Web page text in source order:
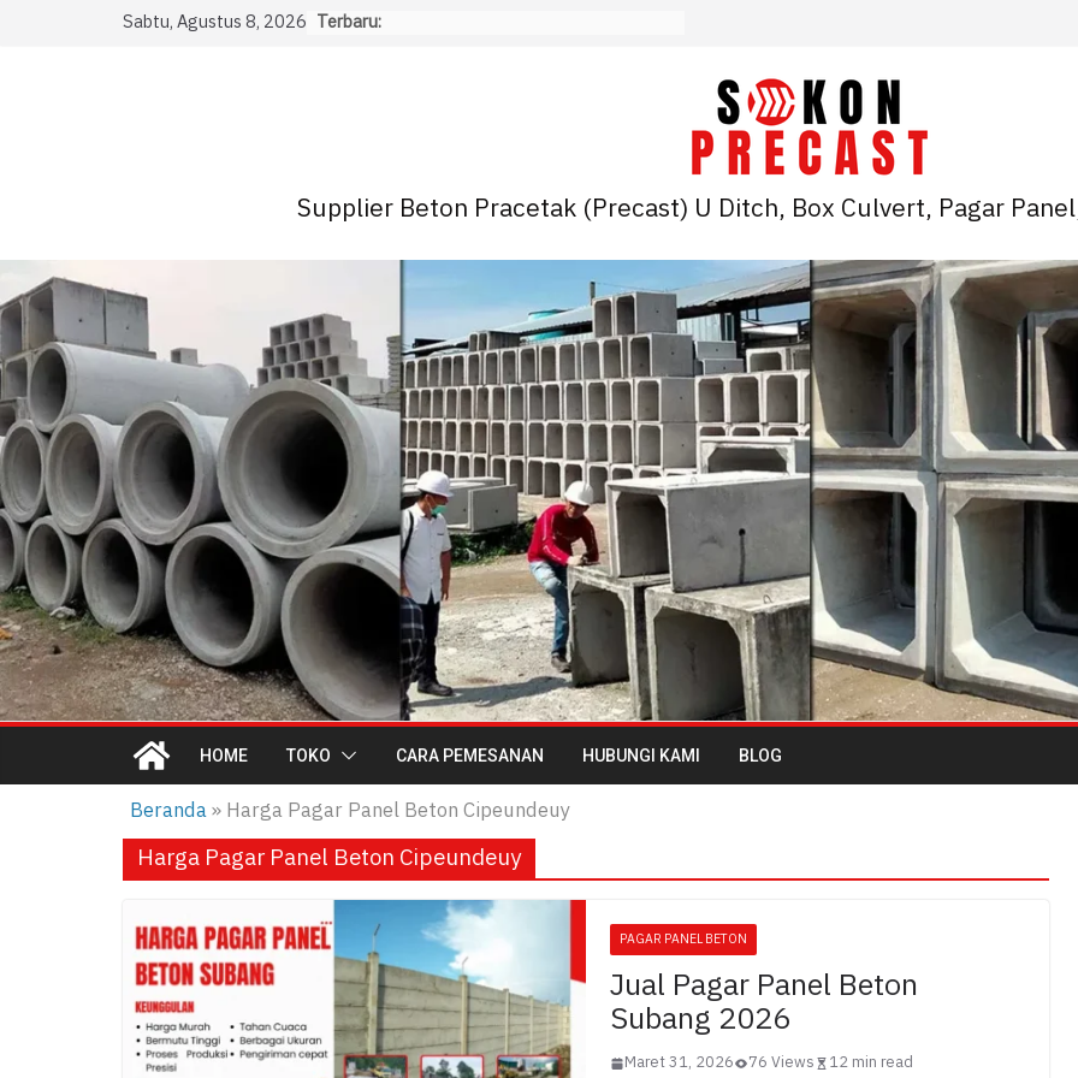
Sabtu, Agustus 8, 2026 Terbaru:
Supplier Beton Pracetak (Precast) U Ditch, Box Culvert, Pagar
HOME TOKO CARA PEMESANAN HUBUNGI KAMI BLOG
Beranda» Harga Pagar Panel Beton Cipeundeuy
Harga Pagar Panel Beton Cipeundeuy
PAGAR PANEL BETON
Jual Pagar Panel Beton
Subang 2026
Maret 31, 2026 76 Views 12 min read